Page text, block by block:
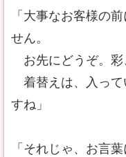
「大事なお客様の
せん。
お先にどうぞ。彩
着替えは、入って
すね」
「それじゃ、お言